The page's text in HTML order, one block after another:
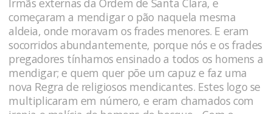
Irmãs externas da Ordem de Santa Clara, e
começaram a mendigar o pão naquela mesma
aldeia, onde moravam os frades menores. E eram
socorridos abundantemente, porque nós e os frades
pregadores tínhamos ensinado a todos os homens a
mendigar; e quem quer põe um capuz e faz uma
nova Regra de religiosos mendicantes. Estes logo se
multiplicaram em número, e eram chamados com